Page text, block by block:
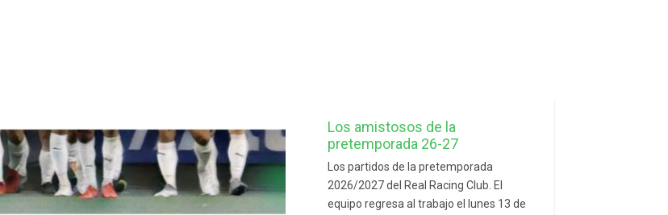
Los amistosos de la
pretemporada 26-27
Los partidos de la pretemporada
2026/2027 del Real Racing Club. El
equipo regresa al trabajo el lunes 13 de